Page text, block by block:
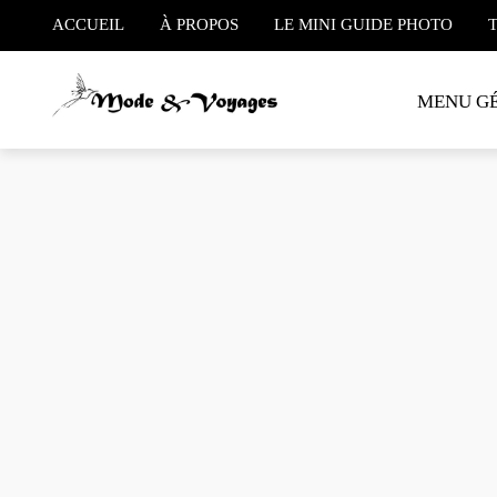
ACCUEIL À PROPOS LE MINI GUIDE PHOTO
MENU